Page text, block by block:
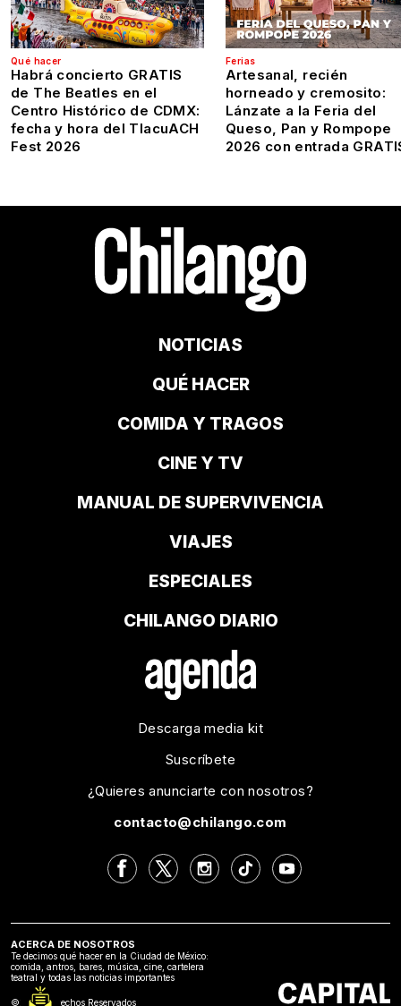
Qué hacer
Habrá concierto GRATIS
de The Beatles en el
Centro Histórico de CDMX:
fecha y hora del TlacuACH
Fest 2026
Ferias
Artesanal, recién
horneado y cremosito:
Lánzate a la Feria del
Queso, Pan y Rompope
2026 con entrada
NOTICIAS
QUÉ HACER
COMIDA Y TRAGOS
CINE Y TV
MANUAL DE SUPERVIVENCIA
VIAJES
ESPECIALES
CHILANGO DIARIO
Descarga media kit
Suscríbete
¿Quieres anunciarte con nosotros?
contacto@chilango.com
ACERCA DE NOSOTROS
Te decimos qué hacer en la Ciudad de México:
comida, antros, bares, música, cine, cartelera
teatral y todas las noticias importantes
©2024 Derechos Reservados